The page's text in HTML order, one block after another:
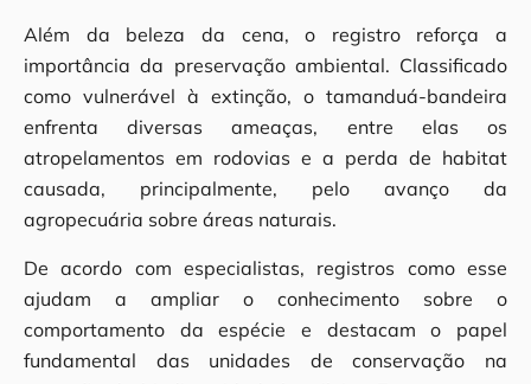
Além da beleza da cena, o registro reforça a
importância da preservação ambiental. Classificado
como vulnerável à extinção, o tamanduá-bandeira
enfrenta diversas ameaças, entre elas os
atropelamentos em rodovias e a perda de habitat
causada, principalmente, pelo avanço da
agropecuária sobre áreas naturais.
De acordo com especialistas, registros como esse
ajudam a ampliar o conhecimento sobre o
comportamento da espécie e destacam o papel
fundamental das unidades de conservação na